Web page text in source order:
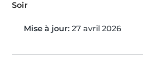
Soir
Mise à jour: 27 avril 2026